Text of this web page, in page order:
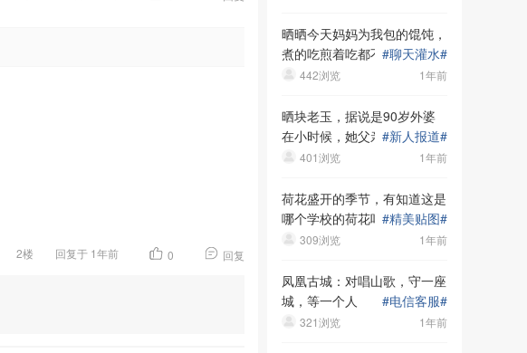
2楼 回复于 1年前 0 回复
晒晒今天妈妈为我包的馄饨，
煮的吃煎着吃都不错，吃完继
续躺
#聊天灌水#
1年前
442浏览
晒块老玉，据说是90岁外婆
在小时候，她父亲送的！大家
看看呢
#新人报道#
1年前
401浏览
荷花盛开的季节，有知道这是
哪个学校的荷花吗#精美贴图#
1年前
309浏览
凤凰古城：对唱山歌，守一座
城，等一个人
#电信客服#
1年前
321浏览